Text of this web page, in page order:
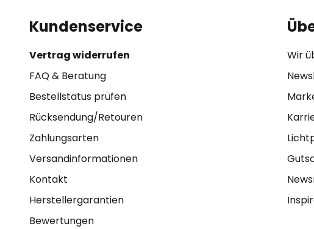
Kundenservice
Vertrag widerrufen
FAQ & Beratung
Bestellstatus prüfen
Rücksendung/Retouren
Zahlungsarten
Versandinformationen
Kontakt
Herstellergarantien
Bewertungen
Wir